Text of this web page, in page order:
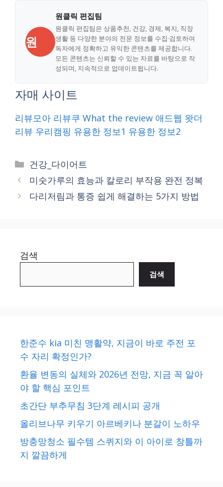
원
원클릭 편집팀
원클릭 편집팀은 상품추천, 건강, 경제, 복지, 직장
생활 등 다양한 분야의 전문 정보를 수집·검토하여
독자에게 정확하고 유익한 콘텐츠를 제공합니다.
모든 콘텐츠는 신뢰할 수 있는 자료를 바탕으로 작
성되며, 지속적으로 업데이트됩니다.
자매 사이트
리뷰모아 리뷰쿠 What the review 애드웹 왓더
리뷰 우리캠핑 유용한 정보1 유용한 정보2
Categories
건강_다이어트
미숫가루의 효능과 칼로리 부작용 완전 정복
다리저림과 통증 쉽게 해결하는 5가지 방법
검색
검색
한준수 kia 미친 맹활약, 지금이 바로 주전 포
수 자리 확정인가?
환율 변동의 실체와 2026년 전망, 지금 꼭 알아
야 할 핵심 포인트
초간단 부추무침 3단계 레시피 공개
올리브나무 키우기 아르베키나 분갈이 노하우
방충망청소 필수템 스퀴지와 이 아이로 창틀까
지 깔끔하게